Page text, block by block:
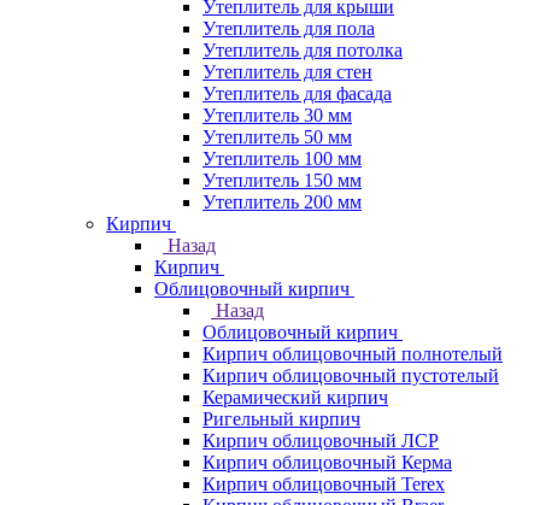
Утеплитель для крыши
Утеплитель для пола
Утеплитель для потолка
Утеплитель для стен
Утеплитель для фасада
Утеплитель 30 мм
Утеплитель 50 мм
Утеплитель 100 мм
Утеплитель 150 мм
Утеплитель 200 мм
Кирпич
Назад
Кирпич
Облицовочный кирпич
Назад
Облицовочный кирпич
Кирпич облицовочный полнотелый
Кирпич облицовочный пустотелый
Керамический кирпич
Ригельный кирпич
Кирпич облицовочный ЛСР
Кирпич облицовочный Керма
Кирпич облицовочный Terex